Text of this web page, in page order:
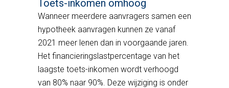
Toets-inkomen omhoog
Wanneer meerdere aanvragers samen een
hypotheek aanvragen kunnen ze vanaf
2021 meer lenen dan in voorgaande jaren.
Het financieringslastpercentage van het
laagste toets-inkomen wordt verhoogd
van 80% naar 90%. Deze wijziging is onder